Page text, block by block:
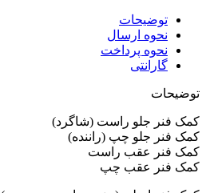
توضیحات
نحوه ارسال
نحوه پرداخت
گارانتی
توضیحات
کمک فنر جلو راست (شاگرد)
کمک فنر جلو چپ (راننده)
کمک فنر عقب راست
کمک فنر عقب چپ